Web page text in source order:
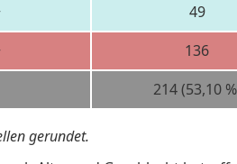
49
136
214 (53,10
gerundet.